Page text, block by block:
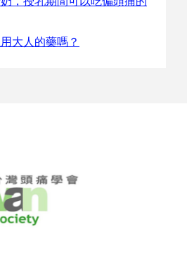
大人的藥嗎？